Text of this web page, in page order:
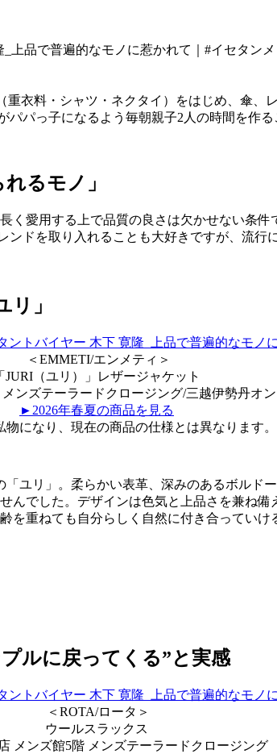
衣料・シャツ・ネクタイ）をはじめ、傘
パパっ子になるよう毎朝親子2人の時間を作
るモノ」
愛用する上で品質の良さは欠かせない条
ドを取り入れることも大好きですが、流
」
＜EMMETI/エンメティ＞
「JURI（ユリ）」レザージャケット
ンズテーラードクロージング/三越伊勢丹オ
►2026年春夏の商品を見る
物になり、現在の商品の仕様とは異なります。
ユリ」。柔らかい表革、深みのあるボルド
んでした。デザインは色気と上品さを兼ね
を重ねても自分らしく自然に付き合ってい
ルに戻ってくる”と実感
＜ROTA/ロータ＞
ウールスラックス
メンズ館5階 メンズテーラードクロージング